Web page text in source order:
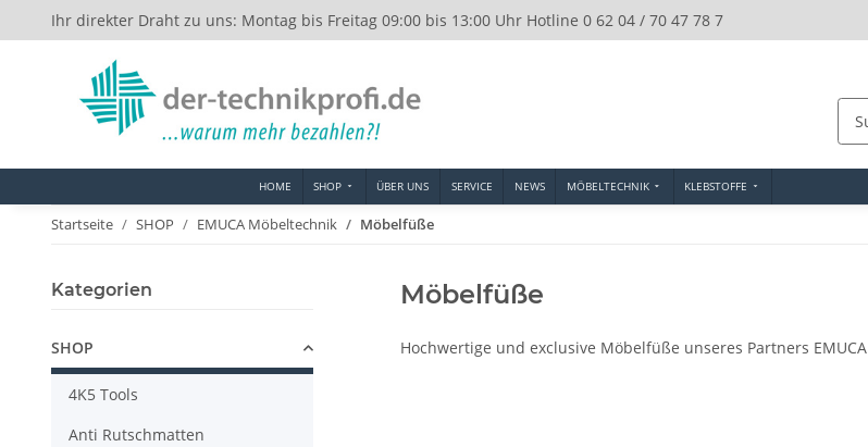
Ihr direkter Draht zu uns: Montag bis Freitag 09:00 bis 13:00 Uhr Hotline 0 62 04 / 70 47 78 7
HOME SHOP ÜBER UNS SERVICE NEWS MÖBELTECHNIK KLEBSTOFFE
Startseite SHOP EMUCA Möbeltechnik Möbelfüße
Möbelfüße
Hochwertige und exclusive Möbelfüße unseres Partners EMUCA
Kategorien
SHOP
4K5 Tools
Anti Rutschmatten